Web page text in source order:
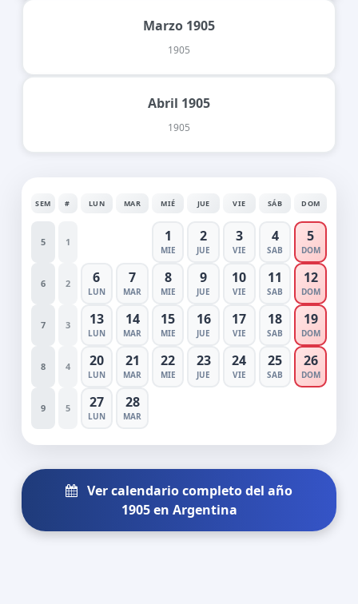
Marzo 1905
1905
Abril 1905
1905
SEM # LUN MAR MIÉ JUE VIE SÁB DOM
5 1 1
MIE
2
JUE
3
VIE
4
SAB
5
DOM
6 2 6
LUN
7
MAR
8
MIE
9
JUE
10
VIE
11
SAB
12
DOM
7 3 13
LUN
14
MAR
15
MIE
16
JUE
17
VIE
18
SAB
19
DOM
8 4 20
LUN
21
MAR
22
MIE
23
JUE
24
VIE
25
SAB
26
DOM
9 5 27
LUN
28
MAR
Ver calendario completo del año
1905 en Argentina